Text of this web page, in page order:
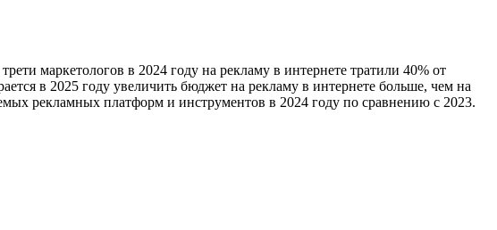
маркетологов в 2024 году на рекламу в интернете тратили 40% от
в 2025 году увеличить бюджет на рекламу в интернете больше, чем на
рекламных платформ и инструментов в 2024 году по сравнению с 2023.